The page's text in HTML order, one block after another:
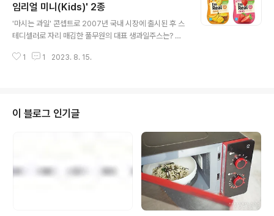
는데요. 오늘 소개해드릴 제품 역시 그 기준에 부합하는 까
다롭게 만든 소시지. 바로 풀무원 계열의 LOHAS Fresh
Market, 올가홀푸드의 '벚나무로 훈연한 소시지'입니다.
간 동안 정성껏 훈연하는 과정을 통해 은은한 색과 맛을 낸
임리얼 미니(Kids)' 2종
'마시는 과일' 콘셉트로 2007년 국내 시장에 출시된 후 스
테디셀러로 자리 매김한 풀무원의 대표 생과일주스는? 풀
얼'인데요. 지난해부터는 모든 제품을 100% 천연 과즙으
미니’ 역시 ‘아임리얼’의 브랜드 원칙에 따라 정제수나 설탕
을 첨가하지 않고 100% 생과일을 그대로 착즙해 맛있고
건강하게 만들었고요. 제품은 단 1초도 가열하지 않는 ‘비
가열 살균’ 공법을 적용해 생과일 원물의 영양 손실은 최소
화하고 신선도는 높였죠. 새콤달콤한 딸기의 맛과 향이 그
대로 살아있어 과육..
1 1 2023. 8. 15.
이 블로그 인기글